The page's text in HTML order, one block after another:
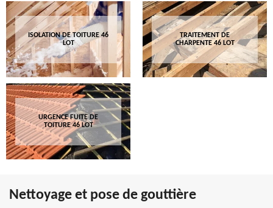
ISOLATION DE TOITURE 46
LOT
TRAITEMENT DE
CHARPENTE 46 LOT
URGENCE FUITE DE
TOITURE 46 LOT
Nettoyage et pose de gouttière